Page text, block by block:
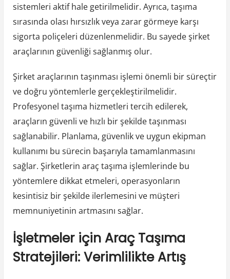
sistemleri aktif hale getirilmelidir. Ayrıca, taşıma
sırasında olası hırsızlık veya zarar görmeye karşı
sigorta poliçeleri düzenlenmelidir. Bu sayede şirket
araçlarının güvenliği sağlanmış olur.
Şirket araçlarının taşınması işlemi önemli bir süreçtir
ve doğru yöntemlerle gerçekleştirilmelidir.
Profesyonel taşıma hizmetleri tercih edilerek,
araçların güvenli ve hızlı bir şekilde taşınması
sağlanabilir. Planlama, güvenlik ve uygun ekipman
kullanımı bu sürecin başarıyla tamamlanmasını
sağlar. Şirketlerin araç taşıma işlemlerinde bu
yöntemlere dikkat etmeleri, operasyonların
kesintisiz bir şekilde ilerlemesini ve müşteri
memnuniyetinin artmasını sağlar.
İşletmeler için Araç Taşıma
Stratejileri: Verimlilikte Artış